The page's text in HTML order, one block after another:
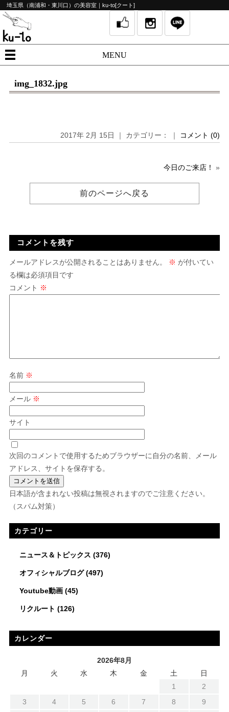
埼玉県（南浦和・東川口）の美容室｜ku-to[クート]
MENU
img_1832.jpg
2017年 2月 15日 ｜ カテゴリー： ｜ コメント (0)
今日のご来店！ »
前のページへ戻る
コメントを残す
メールアドレスが公開されることはありません。 ※ が付いてい
る欄は必須項目です
コメント ※
名前 ※
メール ※
サイト
次回のコメントで使用するためブラウザーに自分の名前、メール
アドレス、サイトを保存する。
日本語が含まれない投稿は無視されますのでご注意ください。
（スパム対策）
カテゴリー
ニュース＆トピックス (376)
オフィシャルブログ(497)
Youtube動画(45)
リクルート (126)
カレンダー
2026年8月
月
火 水 木 金 土
日
1
2
3
4 5 6 7 8
9